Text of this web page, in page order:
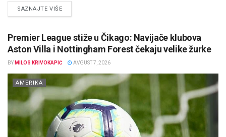
SAZNAJTE VIŠEDETAILS
Premier League stiže u Čikago: Navijače klubova
Aston Villa i Nottingham Forest čekaju velike žurke
BY MILOS KRIVOKAPIĆ AVGUST 7, 2026
AMERIKA